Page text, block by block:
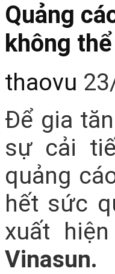
Quảng
không
thaovu
Để gia
sự cải
quảng
hết sức
xuất
Vinasun.